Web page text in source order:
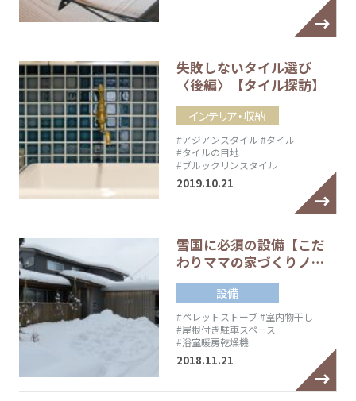
失敗しないタイル選び
〈後編〉【タイル探訪】
インテリア・収納
#アジアンスタイル #タイル
#タイルの目地
#ブルックリンスタイル
2019.10.21
雪国に必須の設備【こだ
わりママの家づくりノ…
設備
#ペレットストーブ#室内物干し
#屋根付き駐車スペース
#浴室暖房乾燥機
2018.11.21